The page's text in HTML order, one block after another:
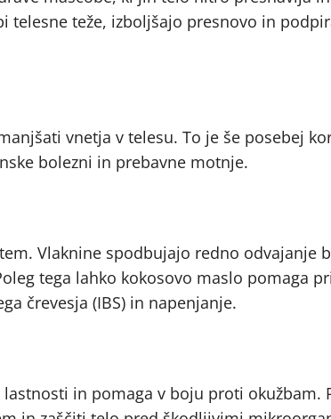
telesne teže, izboljšajo presnovo in
vnetja v telesu. To je še posebej
bolezni in prebavne motnje.
Vlaknine spodbujajo redno odvajanje
tega lahko kokosovo maslo pomaga pri
črevesja (IBS) in napenjanje.
in pomaga v boju proti okužbam.